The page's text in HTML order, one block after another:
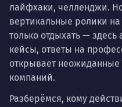
лайфхаки, челленджи.
вертикальные ролики
только отдыхать —
кейсы, ответы на
открывает
компаний.
Разберёмся, кому